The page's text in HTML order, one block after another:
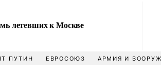
летевших к Москве
ПУТИН ЕВРОСОЮЗ АРМИЯ И